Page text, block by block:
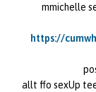
mmichelle
https://
allt ffo sexUp